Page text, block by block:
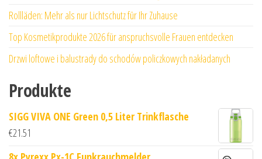
Rollläden: Mehr als nur Lichtschutz für Ihr Zuhause
Top Kosmetikprodukte 2026 für anspruchsvolle Frauen entdecken
Drzwi loftowe i balustrady do schodów policzkowych nakładanych
Produkte
SIGG VIVA ONE Green 0,5 Liter Trinkflasche
€21.51